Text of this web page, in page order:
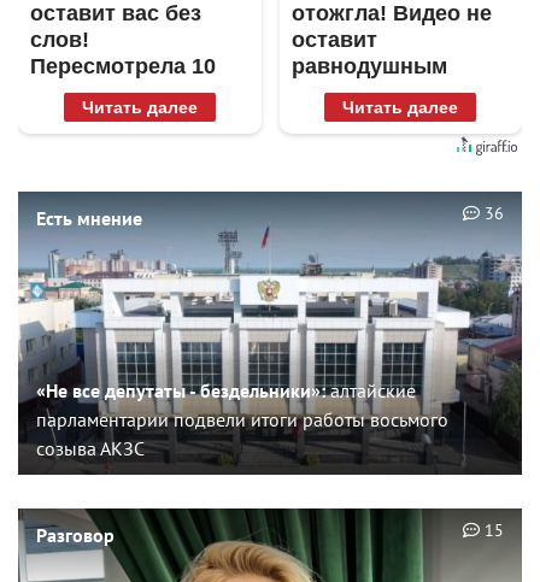
оставит вас без
слов!
Пересмотрела 10
раз
Читать далее
отожгла! Видео не
оставит
равнодушным
Читать далее
Есть мнение
«Не все депутаты - бездельники»:алтайские
парламентарии подвели итоги работы восьмого
созыва АКЗС
36
Разговор 15